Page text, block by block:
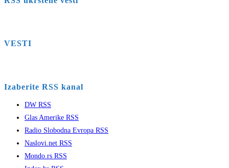
VESTI
Izaberite RSS kanal
DW RSS
Glas Amerike RSS
Radio Slobodna Evropa RSS
Naslovi.net RSS
Mondo.rs RSS